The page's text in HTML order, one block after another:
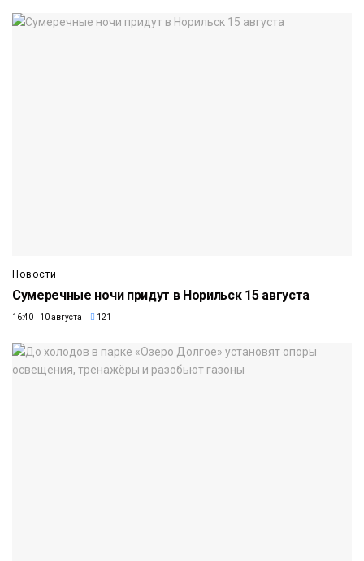
Новости
Сумеречные ночи придут в Норильск 15 августа
16:40 10 августа 121